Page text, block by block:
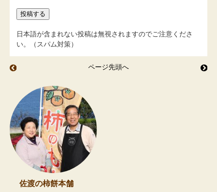
日本語が含まれない投稿は無視されますのでご注意くださ
い。（スパム対策）
ページ先頭へ
佐渡の柿餅本舗